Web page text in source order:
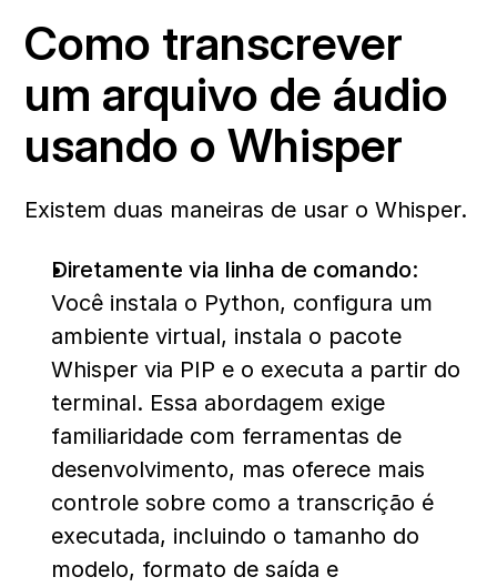
Como transcrever
um arquivo de áudio
usando o Whisper
Existem duas maneiras de usar o Whisper.
Diretamente via linha de comando:
Você instala o Python, configura um
ambiente virtual, instala o pacote
Whisper via PIP e o executa a partir do
terminal. Essa abordagem exige
familiaridade com ferramentas de
desenvolvimento, mas oferece mais
controle sobre como a transcrição é
executada, incluindo o tamanho do
modelo, formato de saída e